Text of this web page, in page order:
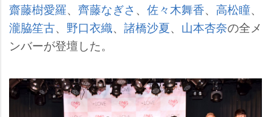
齋藤樹愛羅、 齊藤なぎさ 、 佐々木舞香、 高松瞳、
瀧脇笙古、 野口衣織、 諸橋沙夏、 山本杏奈の全メ
ンバーが登壇した。